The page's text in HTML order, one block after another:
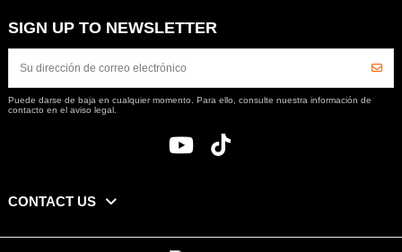
SIGN UP TO NEWSLETTER
Puede darse de baja en cualquier momento. Para ello, consulte nuestra información de
contacto en el aviso legal.
CONTACT US